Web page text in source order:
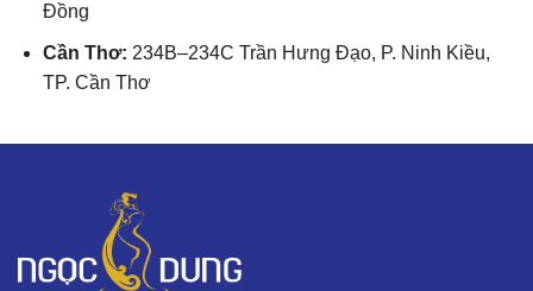
Đồng
Cần Thơ: 234B–234C Trần Hưng Đạo, P. Ninh Kiều,
TP. Cần Thơ